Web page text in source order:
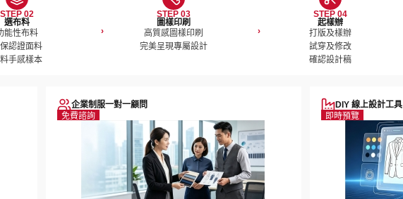
STEP 02
選布料
能性布料
認證面料
手感樣本
›
STEP 03
圖樣印刷
高質感圖樣印刷
完美呈現專屬設計
›
STEP 04
起樣辦
打版及樣辦
試穿及修改
確認設計稿
企業制服一對一顧問
免費諮詢
DIY 線上設計工具
即時預覽